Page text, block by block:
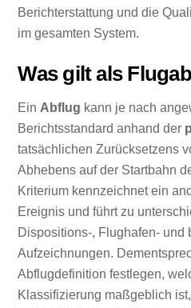
Berichterstattung und die
im gesamten System.
Was gilt als
Ein Abflug kann je nach
Berichtsstandard anhand der
tatsächlichen Zurücksetzens
Abhebens auf der Startbahn
Kriterium kennzeichnet ein
Ereignis und führt zu
Dispositions-, Flughafen- und
Aufzeichnungen.
Abflugdefinition festlegen,
Klassifizierung maßgeblich